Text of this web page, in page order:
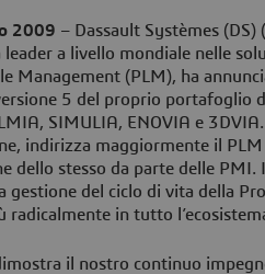
2009 – Dassault Systèmes
leader a livello mondiale nelle
Management (PLM), ha
5 del proprio portafoglio
SIMULIA, ENOVIA e
indirizza maggiormente il
dello stesso da parte delle
gestione del ciclo di vita della
radicalmente in tutto
il nostro continuo